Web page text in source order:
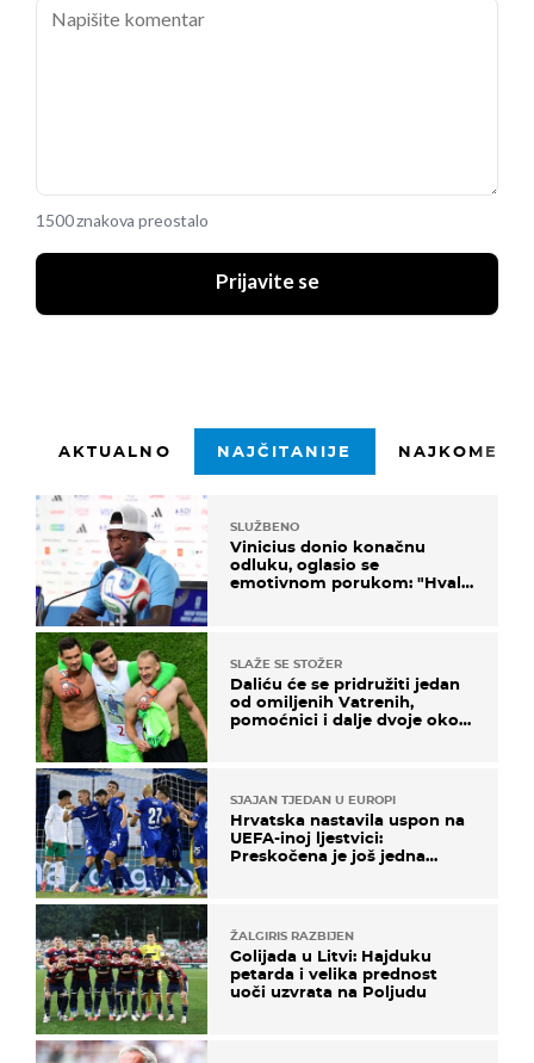
1500 znakova preostalo
Prijavite se
AKTUALNO NAJČITANIJE
SLUŽBENO
Vinicius donio konačnu
odluku, oglasio se
emotivnom porukom: "Hvala
SLAŽE SE STOŽER
Daliću će se pridružiti jedan
od omiljenih Vatrenih,
pomoćnici i dalje dvoje oko
SJAJAN TJEDAN U EUROPI
Hrvatska nastavila uspon na
UEFA-inoj ljestvici:
Preskočena je još jedna
ŽALGIRIS RAZBIJEN
Golijada u Litvi: Hajduku
petarda i velika prednost
uoči uzvrata na Poljudu